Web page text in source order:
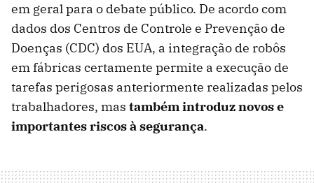
em geral para o debate público. De acordo com
dados dos Centros de Controle e Prevenção de
Doenças (CDC) dos EUA, a integração de robôs
em fábricas certamente permite a execução de
tarefas perigosas anteriormente realizadas pelos
trabalhadores, mas também introduz novos e
importantes riscos à segurança.